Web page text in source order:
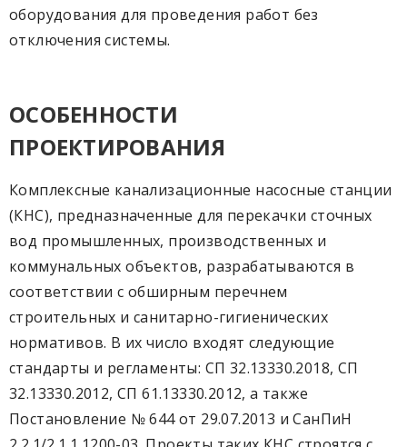
оборудования для проведения работ без
отключения системы.
ОСОБЕННОСТИ
ПРОЕКТИРОВАНИЯ
Комплексные канализационные насосные станции
(КНС), предназначенные для перекачки сточных
вод промышленных, производственных и
коммунальных объектов, разрабатываются в
соответствии с обширным перечнем
строительных и санитарно-гигиенических
нормативов. В их число входят следующие
стандарты и регламенты: СП 32.13330.2018, СП
32.13330.2012, СП 61.13330.2012, а также
Постановление № 644 от 29.07.2013 и СанПиН